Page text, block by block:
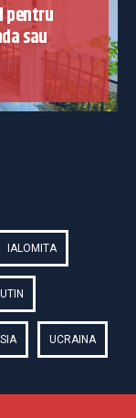
pentru
sau
IALOMITA
UCRAINA